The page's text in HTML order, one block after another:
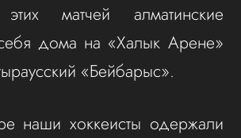
матчей алматинские
дома на «Халык Арене»
«Бейбарыс».
наши хоккеисты одержали